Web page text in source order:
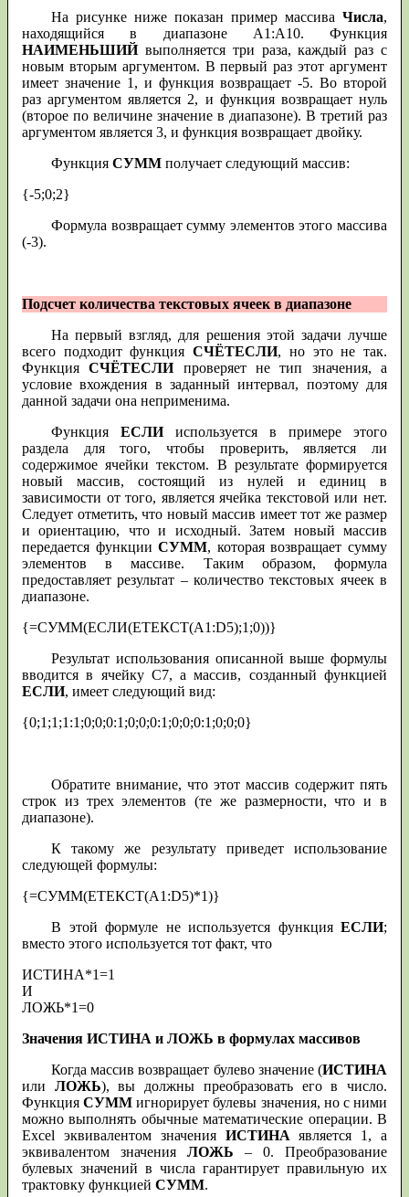
На рисунке ниже показан пример массива Числа,
находящийся в диапазоне А1:А10. Функция
НАИМЕНЬШИЙвыполняется три раза, каждый раз с
новым вторым аргументом. В первый раз этот аргумент
имеет значение 1, и функция возвращает -5. Во второй
раз аргументом является 2, и функция возвращает нуль
(второе по величине значение в диапазоне). В третий раз
аргументом является 3, и функция возвращает двойку.
Функция СУММ получает следующий массив:
{-5;0;2}
Формула возвращает сумму элементов этого массива
(-3).
Подсчет количества текстовых ячеек в диапазоне
На первый взгляд, для решения этой задачи лучше
всего подходит функцияСЧЁТЕСЛИ, но это не так.
ФункцияСЧЁТЕСЛИпроверяет не тип значения, а
условие вхождения в заданный интервал, поэтому для
данной задачи она неприменима.
Функция ЕСЛИиспользуется в примере этого
раздела для того, чтобы проверить, является ли
содержимое ячейки текстом. В результате формируется
новый массив, состоящий из нулей и единиц в
зависимости от того, является ячейка текстовой или нет.
Следует отметить, что новый массив имеет тот же размер
и ориентацию, что и исходный. Затем новый массив
передается функцииСУММ, которая возвращает сумму
элементов в массиве. Таким образом, формула
предоставляет результат – количество текстовых ячеек в
диапазоне.
{=СУММ(ЕСЛИ(ЕТЕКСТ(А1:D5);1;0))}
Результат использования описанной выше формулы
вводится в ячейку С7, а массив, созданный функцией
ЕСЛИ, имеет следующий вид:
{0;1;1;1:1;0;0;0:1;0;0;0:1;0;0;0:1;0;0;0}
Обратите внимание, что этот массив содержит пять
строк из трех элементов (те же размерности, что и в
диапазоне).
К такому же результату приведет использование
следующей формулы:
{=СУММ(ЕТЕКСТ(A1:D5)*1)}
В этой формуле не используется функция ЕСЛИ;
вместо этого используется тот факт, что
ИСТИНА*1=1
И
ЛОЖЬ*1=0
Значения ИСТИНА и ЛОЖЬ в формулах массивов
Когда массив возвращает булево значение (ИСТИНА
или ЛОЖЬ), вы должны преобразовать его в число.
ФункцияСУММ игнорирует булевы значения, но с ними
можно выполнять обычные математические операции. В
Excel эквивалентом значения ИСТИНА является 1, а
эквивалентом значения ЛОЖЬ – 0. Преобразование
булевых значений в числа гарантирует правильную их
трактовку функцией СУММ.